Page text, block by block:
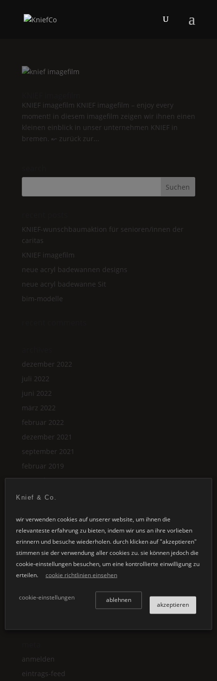
KNIEFimagefilm KNIEFimagefilm – enjoy every
moment! in diesem imagefilm zeigen wir ihnen einen
kleinen einblick in unser unternehmen KNIEFin
bremen. ↜ zurück zur...
KNIEF-wunschbaumaktion für senioren/innen der
caritas
KNIEFimagefilm
neue acryl badewannen designs
neue acryl badewanne Sit
bim-modelle
dezember 2022
juli 2022
juni 2022
märz 2022
februar 2022
dezember 2021
september 2021
februar 2019
november 2017
oktober 2017
mai 2016
categories
video
neuigkeiten
anmelden
eintrags-feed
Knief & Co.
wir verwenden cookies auf unserer website, um ihnen die
relevanteste erfahrung zu bieten, indem wir uns an ihre vorlieben
erinnern und besuche wiederholen. durch klicken auf "akzeptieren"
stimmen sie der verwendung aller cookies zu. sie können jedoch die
cookie-einstellungen besuchen, um eine kontrollierte einwilligung zu
erteilen.
cookie richtlinien einsehen
cookie-einstellungen
akzeptieren
ablehnen